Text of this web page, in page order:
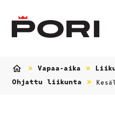
Vapaa-aika
Ohjattu liikunta